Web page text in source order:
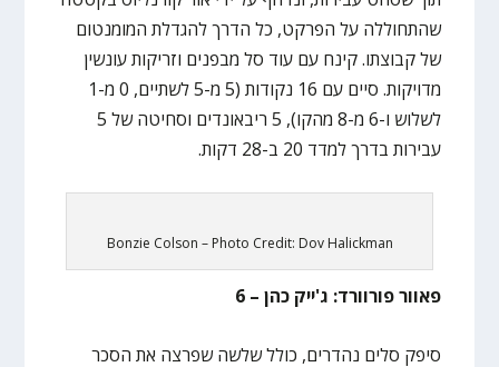
שהתחוללה על הפרקט, כל הדרך להגדלת המומנטום
של קבוצתו. קינח עם עוד סל מבפנים וזריקות עונשין
מדויקות. סיים עם 16 נקודות (5 מ-5 לשתיים, 0 מ-1
לשלוש ו-6 מ-8 מהקו), 5 ריבאונדים וסחיטה של 5
עבירות בדרך למדד 20 ב-28 דקות.
Bonzie Colson – Photo Credit: Dov Halickman
פאוור פורוורד: ג'ייק כהן – 6
סיפק סלים נהדרים, כולל שלשה שפרצה את הסכר